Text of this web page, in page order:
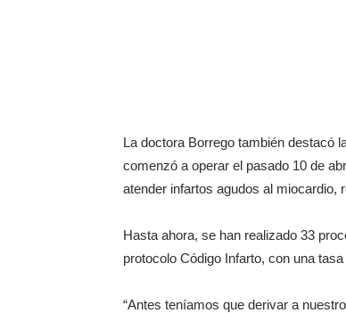
La doctora Borrego también destacó
comenzó a operar el pasado 10 de
atender infartos agudos al miocardio,
Hasta ahora, se han realizado 33
protocolo Código Infarto, con una
“Antes teníamos que derivar a